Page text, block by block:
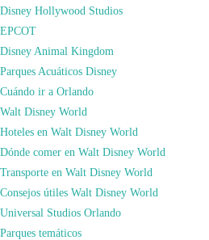
Disney Hollywood Studios
EPCOT
Disney Animal Kingdom
Parques Acuáticos Disney
Cuándo ir a Orlando
Walt Disney World
Hoteles en Walt Disney World
Dónde comer en Walt Disney World
Transporte en Walt Disney World
Consejos útiles Walt Disney World
Universal Studios Orlando
Parques temáticos
La Estatua de la Libertad se
los franceses
Independencia de los Estados Unidos. En
Humanidad por la Unesco, y desde entonces
dejado de extenderse.